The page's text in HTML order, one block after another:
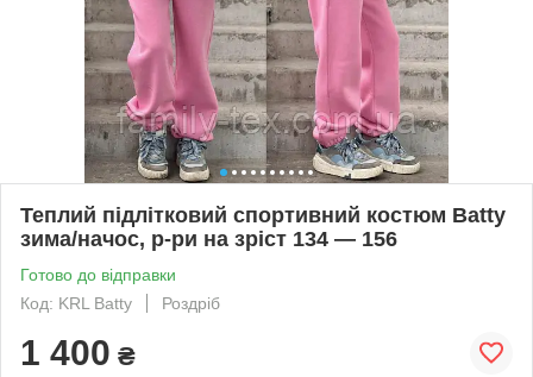
Теплий підлітковий спортивний костюм Batty
зима/начос, р-ри на зріст 134 — 156
Готово до відправки
Код: KRL Batty
Роздріб
1 400 ₴